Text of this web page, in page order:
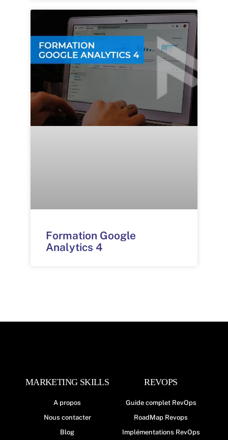
Formation Google
Analytics 4
MARKETING SKILLS
A propos
Nous contacter
Blog
REVOPS
Guide complet RevOps
RoadMap Revops
Implémentations RevOps